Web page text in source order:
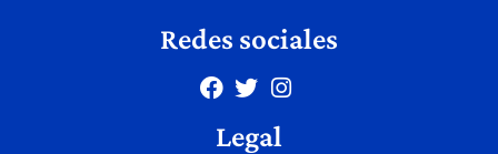
Redes sociales
Legal